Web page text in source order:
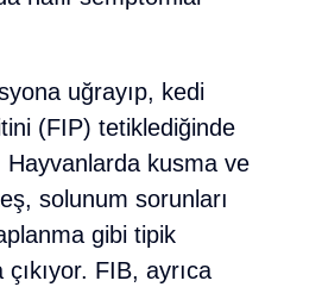
uğrayıp, kedi
(FIP) tetiklediğinde
kusma ve
solunum sorunları
gibi tipik
FIB, ayrıca